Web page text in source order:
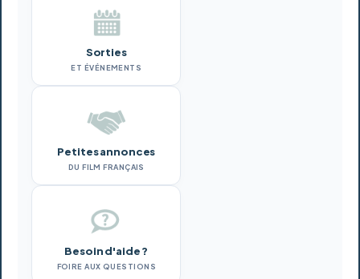
Sorties
ET ÉVÉNEMENTS
Petites annonces
DU FILM FRANÇAIS
Besoin d'aide ?
FOIRE AUX QUESTIONS